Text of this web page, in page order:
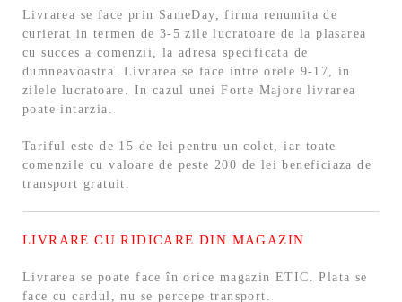
Livrarea se face prin SameDay, firma renumita de
curierat in termen de 3-5 zile lucratoare de la plasarea
cu succes a comenzii, la adresa specificata de
dumneavoastra. Livrarea se face intre orele 9-17, in
zilele lucratoare. In cazul unei Forte Majore livrarea
poate intarzia.
Tariful este de 15 de lei pentru un colet, iar toate
comenzile cu valoare de peste 200 de lei beneficiaza de
transport gratuit.
LIVRARE CU RIDICARE DIN MAGAZIN
Livrarea se poate face în orice magazin ETIC. Plata se
face cu cardul, nu se percepe transport.